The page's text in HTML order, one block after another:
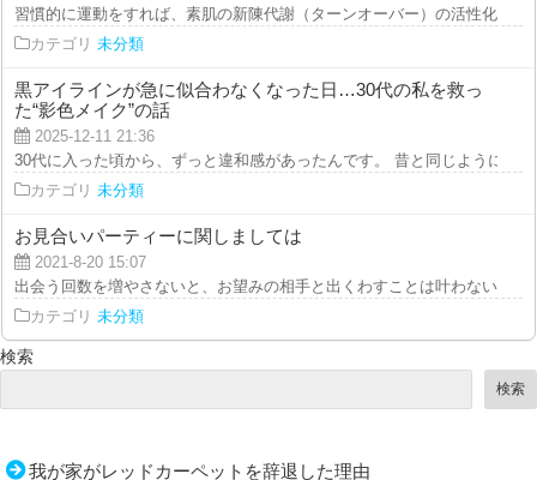
習慣的に運動をすれば、素肌の新陳代謝（ターンオーバー）の活性化に繋
カテゴリ 未分類
黒アイラインが急に似合わなくなった日…30代の私を救っ
た“影色メイク”の話
2025-12-11 21:36
30代に入った頃から、ずっと違和感があったんです。 昔と同じように黒
カテゴリ 未分類
お見合いパーティーに関しましては
2021-8-20 15:07
出会う回数を増やさないと、お望みの相手と出くわすことは叶わないと言
カテゴリ 未分類
検索
検索
我が家がレッドカーペットを辞退した理由